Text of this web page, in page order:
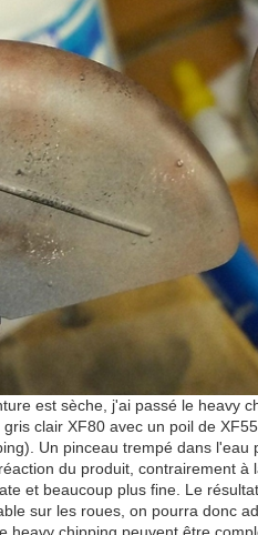
est sèche, j'ai passé le heavy
clair XF80 avec un poil de
Un pinceau trempé dans
du produit, contrairement
et beaucoup plus fine. Le
sur les roues, on pourra donc